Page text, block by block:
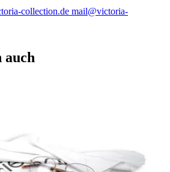
collection.de mail@victoria-
auch